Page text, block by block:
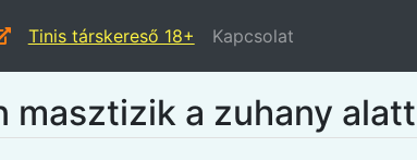
Tinis társkereső 18+ Kapcsolat
masztizik a zuhany alatt